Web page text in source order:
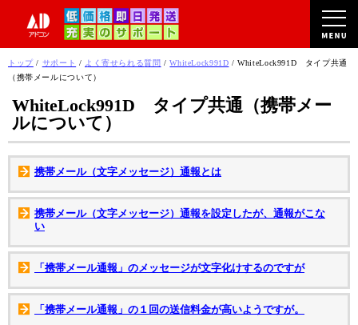
このページの本文へ
現
在
位
置：
トップ/ サポート / よく寄せられる質問 /WhiteLock991D /WhiteLock991D タイプ共通
（携帯メールについて）
WhiteLock991D タイプ共通（携帯メー
ルについて）
携帯メール（文字メッセージ）通報とは
携帯メール（文字メッセージ）通報を設定したが、通報がこな
い
「携帯メール通報」のメッセージが文字化けするのですが
「携帯メール通報」の１回の送信料金が高いようですが。